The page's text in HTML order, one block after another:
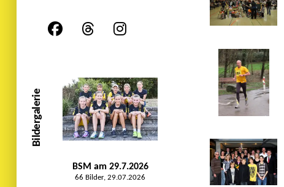
Bildergalerie
BSM am 29.7.2026
66 Bilder, 29.07.2026